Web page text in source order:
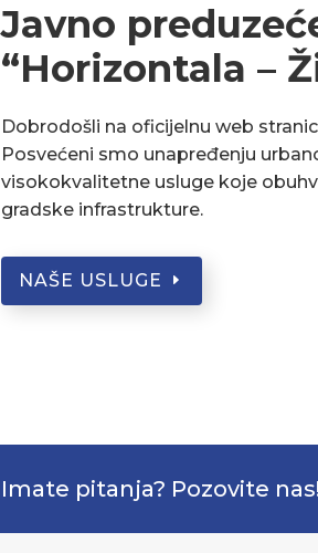
Javno
“Horizontala –
Dobrodošli na oficijelnu web
Posvećeni smo unapređenju
visokokvalitetne usluge koje
gradske infrastrukture.
NAŠE USLUGE
Imate pitanja? Pozovite